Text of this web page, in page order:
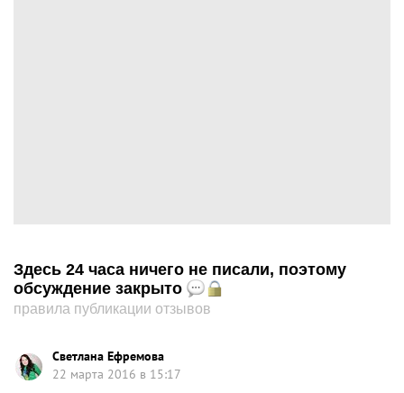
Здесь 24 часа ничего не писали, поэтому
обсуждение закрыто
правила публикации отзывов
Светлана Ефремова
22 марта 2016 в 15:17